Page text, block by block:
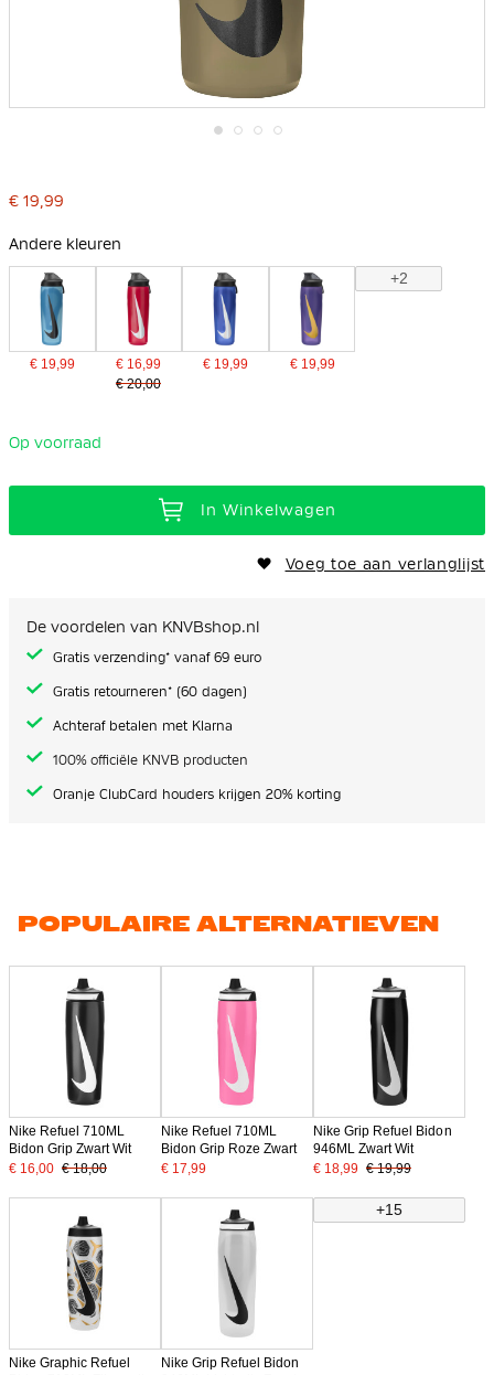
begin
de
€ 19,99
Andere kleuren
€ 19,99
€ 16,99
€ 20,00
€ 19,99 € 19,99
+2
Op voorraad
In Winkelwagen
Voeg toe aan verlanglijst
De voordelen van KNVBshop.nl
Gratis verzending* vanaf 69 euro
Gratis retourneren* (60 dagen)
Achteraf betalen met Klarna
100% officiële KNVB producten
Oranje ClubCard houders krijgen 20% korting
POPULAIRE ALTERNATIEVEN
Nike Refuel 710ML
Bidon Grip Zwart Wit
€ 16,00 € 18,00
Nike Refuel 710ML
Bidon Grip Roze Zwart
€ 17,99
Nike Grip Refuel Bidon
946ML Zwart Wit
€ 18,99 € 19,99
Nike Graphic Refuel
Nike Grip Refuel Bidon
+15